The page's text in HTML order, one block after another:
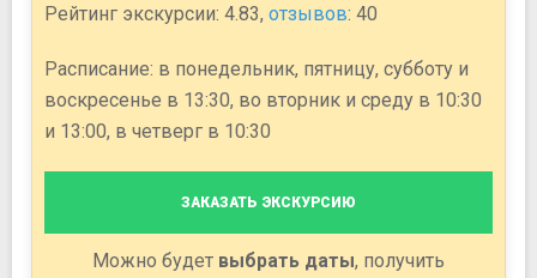
Рейтинг экскурсии: 4.83, отзывов: 40
Расписание: в понедельник, пятницу, субботу и
воскресенье в 13:30, во вторник и среду в 10:30
и 13:00, в четверг в 10:30
ЗАКАЗАТЬ ЭКСКУРСИЮ
Можно будет выбрать даты, получить